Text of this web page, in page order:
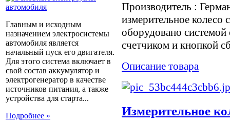
Главным и исходным
назначением электросистемы
автомобиля является
начальный пуск его двигателя.
Для этого система включает в
свой состав аккумулятор и
электрогенератор в качестве
источников питания, а также
устройства для старта...
Подробнее »
Производитель :
измерительное
оборудовано системой
счетчиком и кнопкой
Описание товара
Измерительное